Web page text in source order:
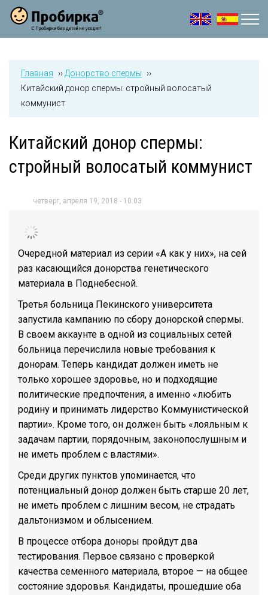
Jump to navigation
Главная ›› Донорство спермы
››
Китайский донор спермы: стройный волосатый
коммунист
Китайский донор спермы:
стройный волосатый коммунист
четверг, апреля 19, 2018 - 10:03
Очередной материал из серии «А как у них», на сей
раз касающийся донорства генетического
материала в Поднебесной.
Третья больница Пекинского университета
запустила кампанию по сбору донорской спермы.
В своем аккаунте в одной из социальных сетей
больница перечислила новые требования к
донорам. Теперь кандидат должен иметь не
только хорошее здоровье, но и подходящие
политические предпочтения, а именно «любить
родину и принимать лидерство Коммунистической
партии». Кроме того, он должен быть «лояльным к
задачам партии, порядочным, законопослушным и
не иметь проблем с властями».
Среди других пунктов упоминается, что
потенциальный донор должен быть старше 20 лет,
не иметь проблем с лишним весом, не страдать
дальтонизмом и облысением.
В процессе отбора доноры пройдут два
тестирования. Первое связано с проверкой
качества семенного материала, второе — на общее
состояние здоровья. Кандидаты, прошедшие оба